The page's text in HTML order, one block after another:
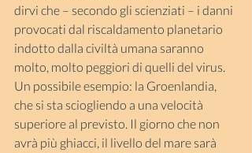
dirvi che – secondo gli scienziati – i danni
provocati dal riscaldamento planetario
indotto dalla civiltà umana saranno
molto, molto peggiori di quelli del virus.
Un possibile esempio: la Groenlandia,
che si sta sciogliendo a una velocità
superiore al previsto. Il giorno che non
avrà più ghiacci, il livello del mare sarà